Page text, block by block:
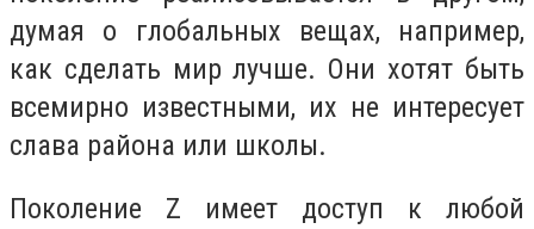
думая о глобальных вещах, например,
как сделать мир лучше. Они хотят быть
всемирно известными, их не интересует
слава района или школы.
Поколение Z имеет доступ к любой